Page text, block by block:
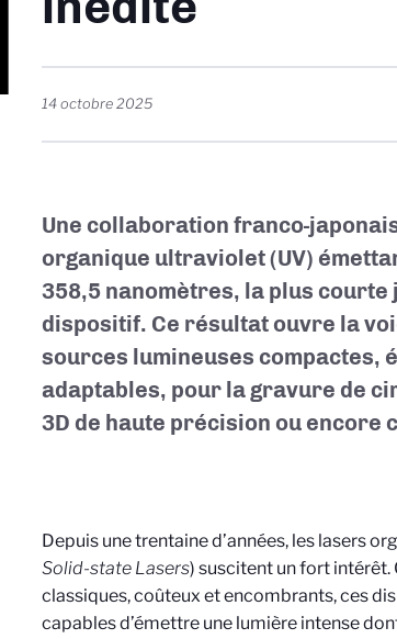
14 octobre 2025
Une collaboration franco-
organique ultraviolet (UV)
358,5 nanomètres, la plus courte
dispositif. Ce résultat ouvre la
sources lumineuses compactes,
adaptables, pour la gravure de
3D de haute précision ou
Depuis une trentaine d’années, les lasers
Solid-state Lasers) suscitent un fort
classiques, coûteux et encombrants, ces
capables d’émettre une lumière intense